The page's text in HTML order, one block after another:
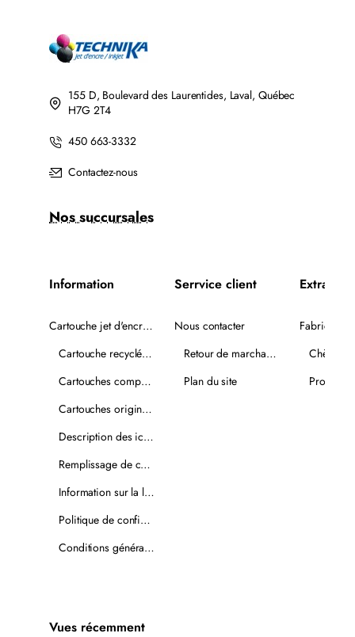
155 D, Boulevard des Laurentides, Laval, Québec
H7G 2T4
450 663-3332
Contactez-nous
Nos succursales
Information
Cartouche jet d'encre recyclée
Cartouche recyclée PLUS
Cartouches compatibles
Cartouches originales
Description des icônes
Remplissage de cartouches
Information sur la livraison
Politique de confidentialité
Conditions générales de vente
Serrvice client
Nous contacter
Retour de marchandise
Plan du site
Extra
Fabricants
Vues récemment